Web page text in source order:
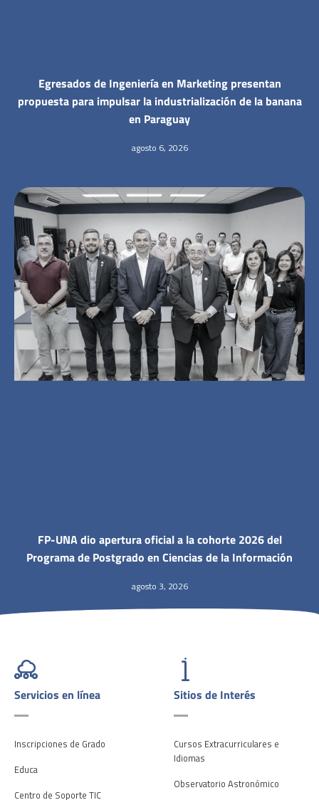
Egresados de Ingeniería en Marketing presentan
propuesta para impulsar la industrialización de la banana
en Paraguay
agosto 6, 2026
FP-UNA dio apertura oficial a la cohorte 2026 del
Programa de Postgrado en Ciencias de la Información
agosto 3, 2026
Servicios en línea
Inscripciones de Grado
Educa
Centro de Soporte TIC
Sitios de Interés
Cursos Extracurriculares e
Idiomas
Observatorio Astronómico